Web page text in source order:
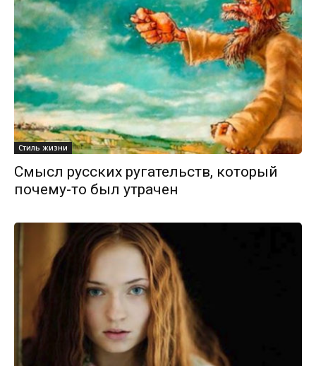
Стиль жизни
Смысл русских ругательств, который
почему-то был утрачен